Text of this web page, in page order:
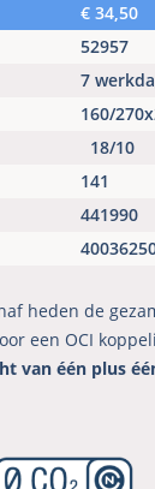
€34,50
52957
7
160/
18/10
141
441990
heden de
een OCI
van één plus